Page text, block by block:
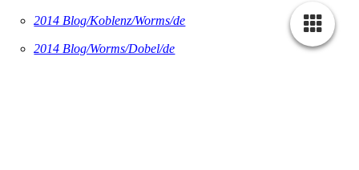
2014 Blog/Koblenz/Worms/de
2014 Blog/Worms/Dobel/de